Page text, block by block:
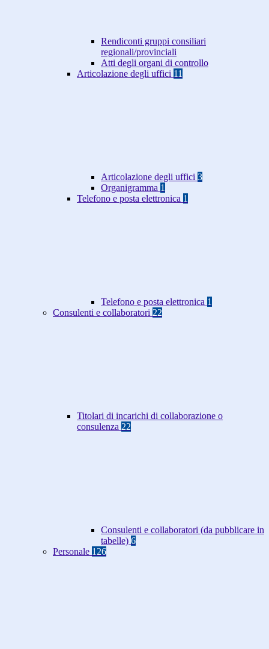
Rendiconti gruppi consiliari
regionali/provinciali
Atti degli organi di controllo
Articolazione degli uffici 11
Articolazione degli uffici 3
Organigramma 1
Telefono e posta elettronica 1
Telefono e posta elettronica 1
Consulenti e collaboratori 22
Titolari di incarichi di collaborazione o
consulenza 22
Consulenti e collaboratori (da pubblicare in
tabelle) 6
Personale 126